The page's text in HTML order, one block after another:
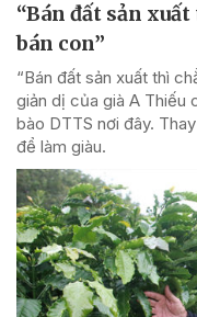
“Bán đất sản
bán con”
“Bán đất sản xuất thì
giản dị của già A Thiếu
bào DTTS nơi đây.
để làm giàu.